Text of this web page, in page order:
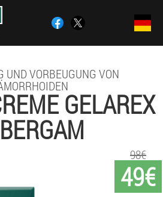
UND VORBEUGUNG VON
GELAREX
49€
98€